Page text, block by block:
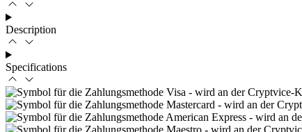
Description
Specifications